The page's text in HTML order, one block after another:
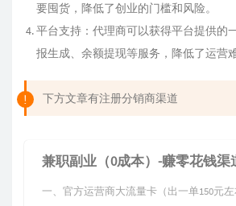
要囤货，降低了创业的门槛和风险。
平台支持：代理商可以获得平台提供的
报生成、余额提现等服务，降低了运营难
下方文章有注册分销商渠道
兼职副业（0成本）-赚零花钱渠
一、官方运营商大流量卡（出一单150元